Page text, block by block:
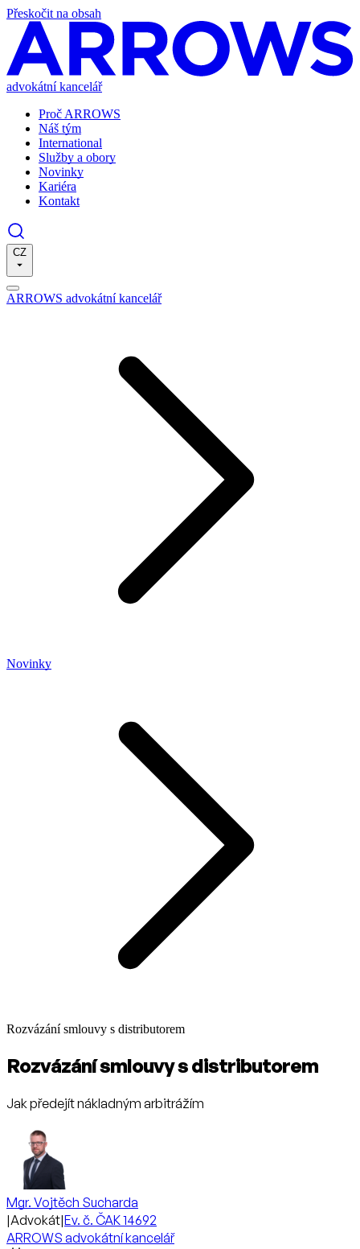
Přeskočit na obsah
advokátní kancelář
Proč ARROWS
Náš tým
International
Služby a obory
Novinky
Kariéra
Kontakt
CZ
ARROWS advokátní kancelář
Novinky
Rozvázání smlouvy s distributorem
Rozvázání smlouvy s distributorem
Jak předejít nákladným arbitrážím
Mgr. Vojtěch Sucharda
|Advokát|Ev. č. ČAK 14692
ARROWS advokátní kancelář